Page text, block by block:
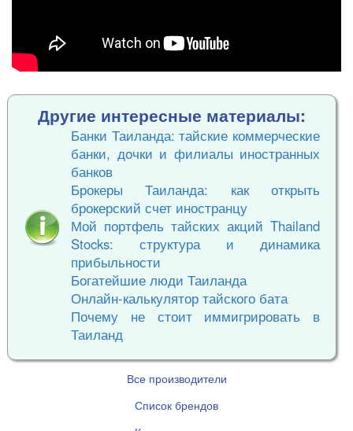
Другие интересные материалы:
Банки Таиланда: тайские коммерческие
банки, дочки и филиалы иностранных
банков
Брокеры Таиланда: как открыть
брокерский счет иностранцу
Мой портфель тайских акций Thailand
Stocks: структура и динамика
прибыльности
Богатейшие люди Таиланда
Онлайн-калькулятор тайского бата
Почему не стоит иммигрировать в
Таиланд
Все производители
Список брендов